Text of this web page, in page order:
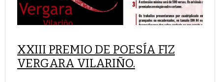
XXIII PREMIO DE POESÍA FIZ
VERGARA VILARIÑO.